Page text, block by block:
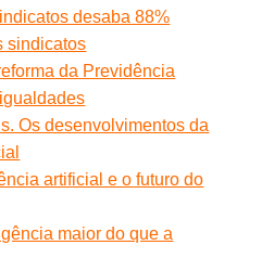
desaba 88%
sindicatos
da Previdência
Os desenvolvimentos da
artificial e o futuro do
maior do que a